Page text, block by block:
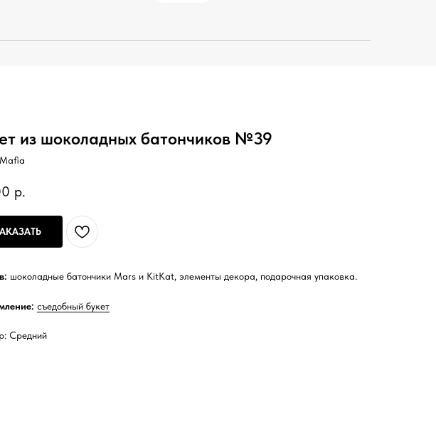
из шоколадных батончиков №39
р.
шоколадные батончики Mars и KitKat, элементы декора, подарочная упаковка.
съедобный букет
Средний